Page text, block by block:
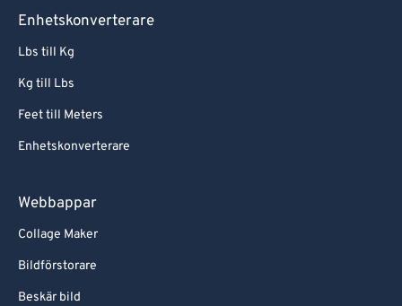
Enhetskonverterare
Lbs till Kg
Kg till Lbs
Feet till Meters
Enhetskonverterare
Webbappar
Collage Maker
Bildförstorare
Beskär bild